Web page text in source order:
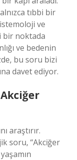
tıbbi bir
ve
bir noktada
ve bedenin
bu soru bizi
davet ediyor.
araştırır.
soru, “Akciğer